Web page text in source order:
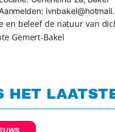
en beleef de natuur van
Gemert-Bakel
HET